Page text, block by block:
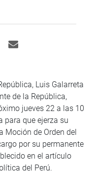
Luis Galarreta
de la República,
jueves 22 a las 10
para que ejerza su
Moción de Orden del
por su permanente
en el artículo
del Perú.